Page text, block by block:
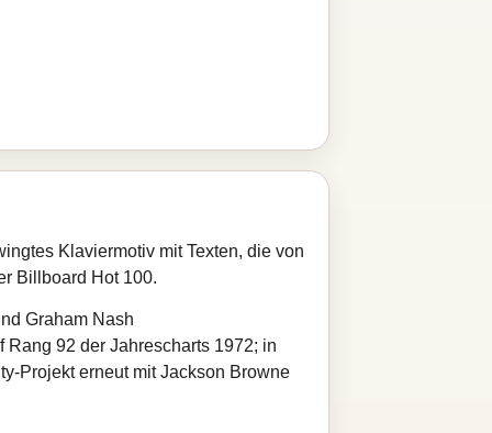
Klaviermotiv mit Texten, die von
Billboard Hot 100.
Graham Nash
92 der Jahrescharts 1972; in
Projekt erneut mit Jackson Browne